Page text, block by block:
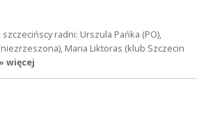
radni: Urszula Pańka (PO),
Maria Liktoras (klub Szczecin
więcej